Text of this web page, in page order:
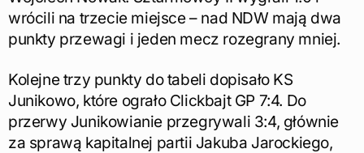
wrócili na trzecie miejsce – nad NDW mają dwa
punkty przewagi i jeden mecz rozegrany mniej.
Kolejne trzy punkty do tabeli dopisało KS
Junikowo, które ograło Clickbajt GP 7:4. Do
przerwy Junikowianie przegrywali 3:4, głównie
za sprawą kapitalnej partii Jakuba Jarockiego,